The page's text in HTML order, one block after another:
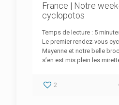
France | Notre
cyclopotos
Temps de lecture : 5
Le premier rendez-vous
Mayenne et notre belle
s’en est mis plein les
2